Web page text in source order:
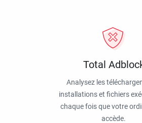
Total
Analysez les
installations et fichiers
chaque fois que votre
accède.